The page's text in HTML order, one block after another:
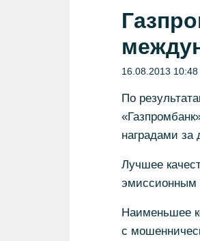
16.08.2013 10:48
По
наградами
Лучшее
эмиссионным
Наименьшее
с